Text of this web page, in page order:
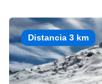
Distancia 3 km